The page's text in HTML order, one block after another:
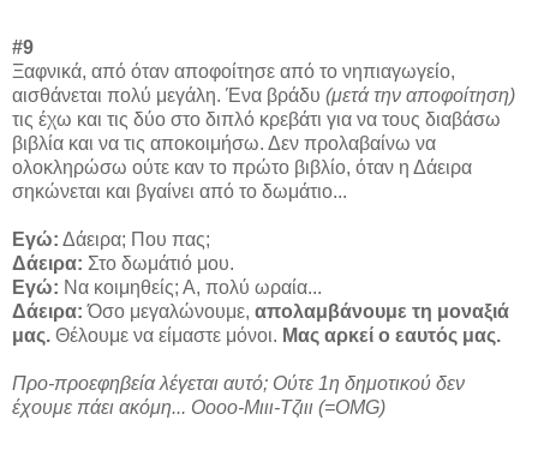
#9
Ξαφνικά, από όταν αποφοίτησε από το νηπιαγωγείο,
αισθάνεται πολύ μεγάλη. Ένα βράδυ (μετά την αποφοίτηση)
τις έχω και τις δύο στο διπλό κρεβάτι για να τους διαβάσω
βιβλία και να τις αποκοιμήσω. Δεν προλαβαίνω να
ολοκληρώσω ούτε καν το πρώτο βιβλίο, όταν η Δάειρα
σηκώνεται και βγαίνει από το δωμάτιο...
Εγώ: Δάειρα; Που πας;
Δάειρα: Στο δωμάτιό μου.
Εγώ: Να κοιμηθείς; Α, πολύ ωραία...
Δάειρα: Όσο μεγαλώνουμε, απολαμβάνουμε τη μοναξιά
μας. Θέλουμε να είμαστε μόνοι. Μας αρκεί ο εαυτός μας.
Προ-προεφηβεία λέγεται αυτό; Ούτε 1η δημοτικού δεν
έχουμε πάει ακόμη... Οοοο-Μιιι-Τζιιι (=OMG)